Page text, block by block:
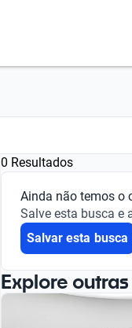
0 Resultados
Ainda não temos o
Salve esta busca e
Salvar esta busca
Explore